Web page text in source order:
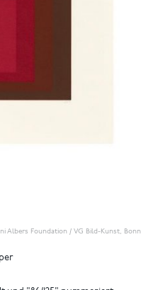
Albers Foundation / VG Bild-Kunst, Bonn